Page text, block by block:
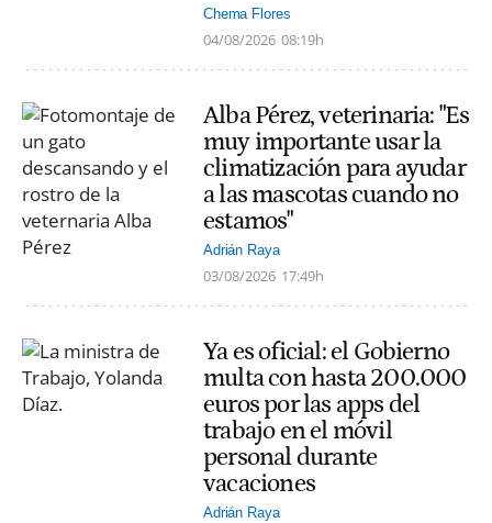
Chema Flores
04/08/2026 08:19h
Alba Pérez, veterinaria: "Es
muy importante usar la
climatización para ayudar
a las mascotas cuando no
estamos"
Adrián Raya
03/08/2026 17:49h
Ya es oficial: el Gobierno
multa con hasta 200.000
euros por las apps del
trabajo en el móvil
personal durante
vacaciones
Adrián Raya